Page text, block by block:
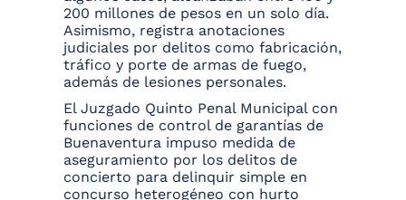
200 millones de pesos en un solo día.
Asimismo, registra anotaciones
judiciales por delitos como fabricación,
tráfico y porte de armas de fuego,
además de lesiones personales.
El Juzgado Quinto Penal Municipal con
funciones de control de garantías de
Buenaventura impuso medida de
aseguramiento por los delitos de
concierto para delinquir simple en
concurso heterogéneo con hurto